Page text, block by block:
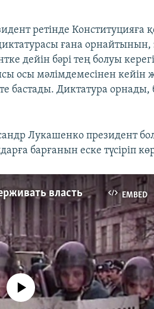
ретінде Конституцияға
ғана
дейін бәрі тең болуы
осы мәлімдемесінен кейін
бастады. Диктатура орнады,
Лукашенко президент
барғанын еске түсіріп
EMBED
власть
currently available